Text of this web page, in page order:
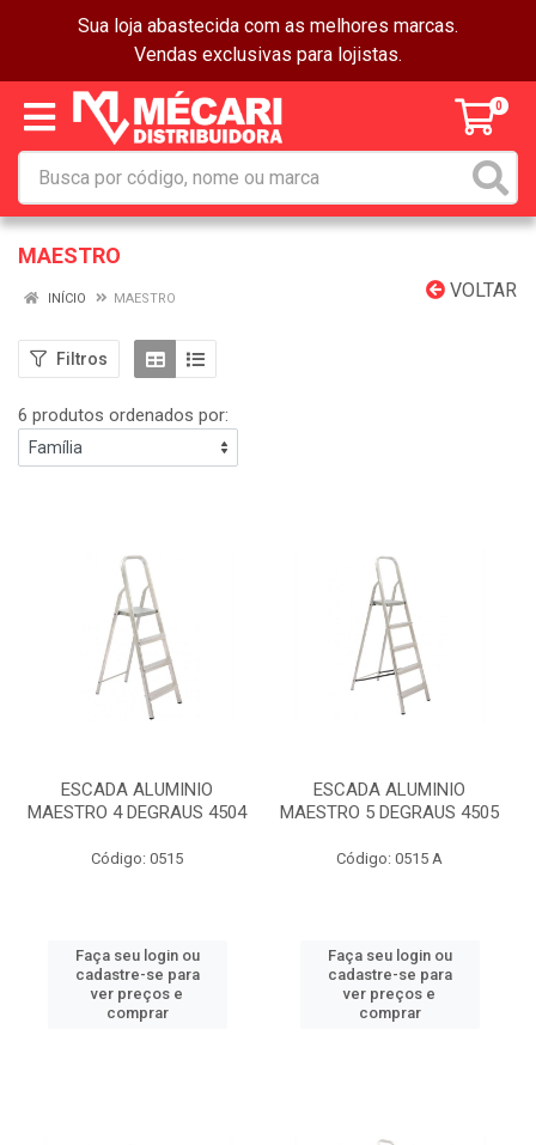
Sua loja abastecida com as melhores marcas.
Vendas exclusivas para lojistas.
0
MAESTRO
VOLTAR
INÍCIO MAESTRO
Filtros
6 produtos ordenados por:
ESCADA ALUMINIO
MAESTRO 4 DEGRAUS 4504
Código: 0515
Faça seu login ou
cadastre-se para
ver preços e
comprar
ESCADA ALUMINIO
MAESTRO 5 DEGRAUS 4505
Código: 0515 A
Faça seu login ou
cadastre-se para
ver preços e
comprar